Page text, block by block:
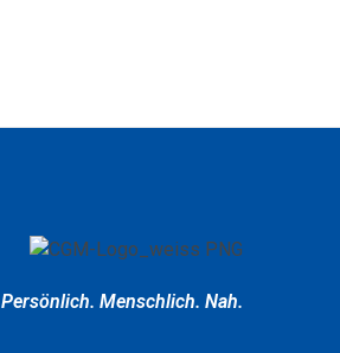
Persönlich. Menschlich. Nah.